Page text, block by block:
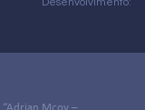
Desenvolvimento: